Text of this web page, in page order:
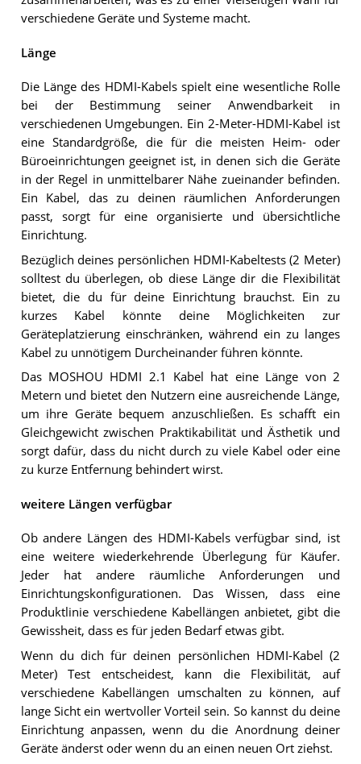
verschiedene Geräte und Systeme macht.
Länge
Die Länge des HDMI-Kabels spielt eine wesentliche Rolle
bei der Bestimmung seiner Anwendbarkeit in
verschiedenen Umgebungen. Ein 2-Meter-HDMI-Kabel ist
eine Standardgröße, die für die meisten Heim- oder
Büroeinrichtungen geeignet ist, in denen sich die Geräte
in der Regel in unmittelbarer Nähe zueinander befinden.
Ein Kabel, das zu deinen räumlichen Anforderungen
passt, sorgt für eine organisierte und übersichtliche
Einrichtung.
Bezüglich deines persönlichen HDMI-Kabeltests (2 Meter)
solltest du überlegen, ob diese Länge dir die Flexibilität
bietet, die du für deine Einrichtung brauchst. Ein zu
kurzes Kabel könnte deine Möglichkeiten zur
Geräteplatzierung einschränken, während ein zu langes
Kabel zu unnötigem Durcheinander führen könnte.
Das MOSHOU HDMI 2.1 Kabel hat eine Länge von 2
Metern und bietet den Nutzern eine ausreichende Länge,
um ihre Geräte bequem anzuschließen. Es schafft ein
Gleichgewicht zwischen Praktikabilität und Ästhetik und
sorgt dafür, dass du nicht durch zu viele Kabel oder eine
zu kurze Entfernung behindert wirst.
weitere Längen verfügbar
Ob andere Längen des HDMI-Kabels verfügbar sind, ist
eine weitere wiederkehrende Überlegung für Käufer.
Jeder hat andere räumliche Anforderungen und
Einrichtungskonfigurationen. Das Wissen, dass eine
Produktlinie verschiedene Kabellängen anbietet, gibt die
Gewissheit, dass es für jeden Bedarf etwas gibt.
Wenn du dich für deinen persönlichen HDMI-Kabel (2
Meter) Test entscheidest, kann die Flexibilität, auf
verschiedene Kabellängen umschalten zu können, auf
lange Sicht ein wertvoller Vorteil sein. So kannst du deine
Einrichtung anpassen, wenn du die Anordnung deiner
Geräte änderst oder wenn du an einen neuen Ort ziehst.